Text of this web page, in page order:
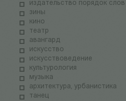
издательство порядок слов
зины
кино
театр
авангард
искусство
искусствоведение
культурология
музыка
архитектура, урбанистика
танец